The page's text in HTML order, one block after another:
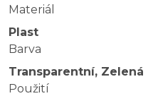
Materiál
Plast
Barva
Transparentní, Zelená
Použití